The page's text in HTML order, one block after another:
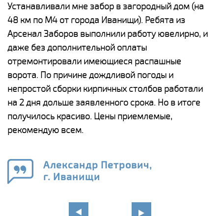
Устанавливали мне забор в загородный дом (на
48 км по М4 от города Иванищи). Ребята из
Арсенал Заборов выполнили работу ювелирно, и
даже без дополнительной оплаты
отремонтировали имеющиеся распашные
ворота. По причине дождливой погоды и
непростой сборки кирпичных столбов работали
на 2 дня дольше заявленного срока. Но в итоге
получилось красиво. Цены приемлемые,
рекомендую всем.
Александр Петрович,
г. Иванищи